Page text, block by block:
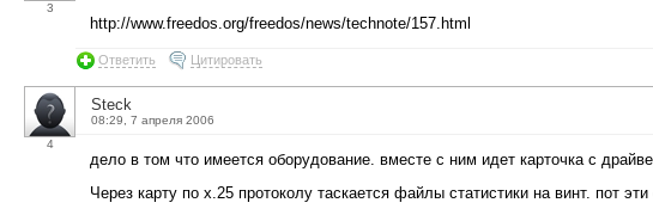
3
http://www.freedos.org/freedos/news/technote/157.html
Ответить Цитировать
4
Steck
08:29, 7 апреля 2006
дело в том что имеется оборудование. вместе с ним идет карточка с
Через карту по x.25 протоколу таскается файлы статистики на винт. пот